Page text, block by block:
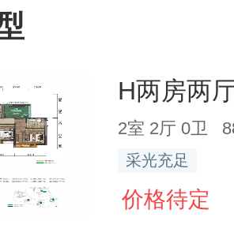
H两房两
2室 2厅 0卫
采光充足
价格待定